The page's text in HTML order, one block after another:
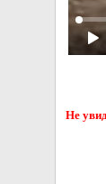
Не